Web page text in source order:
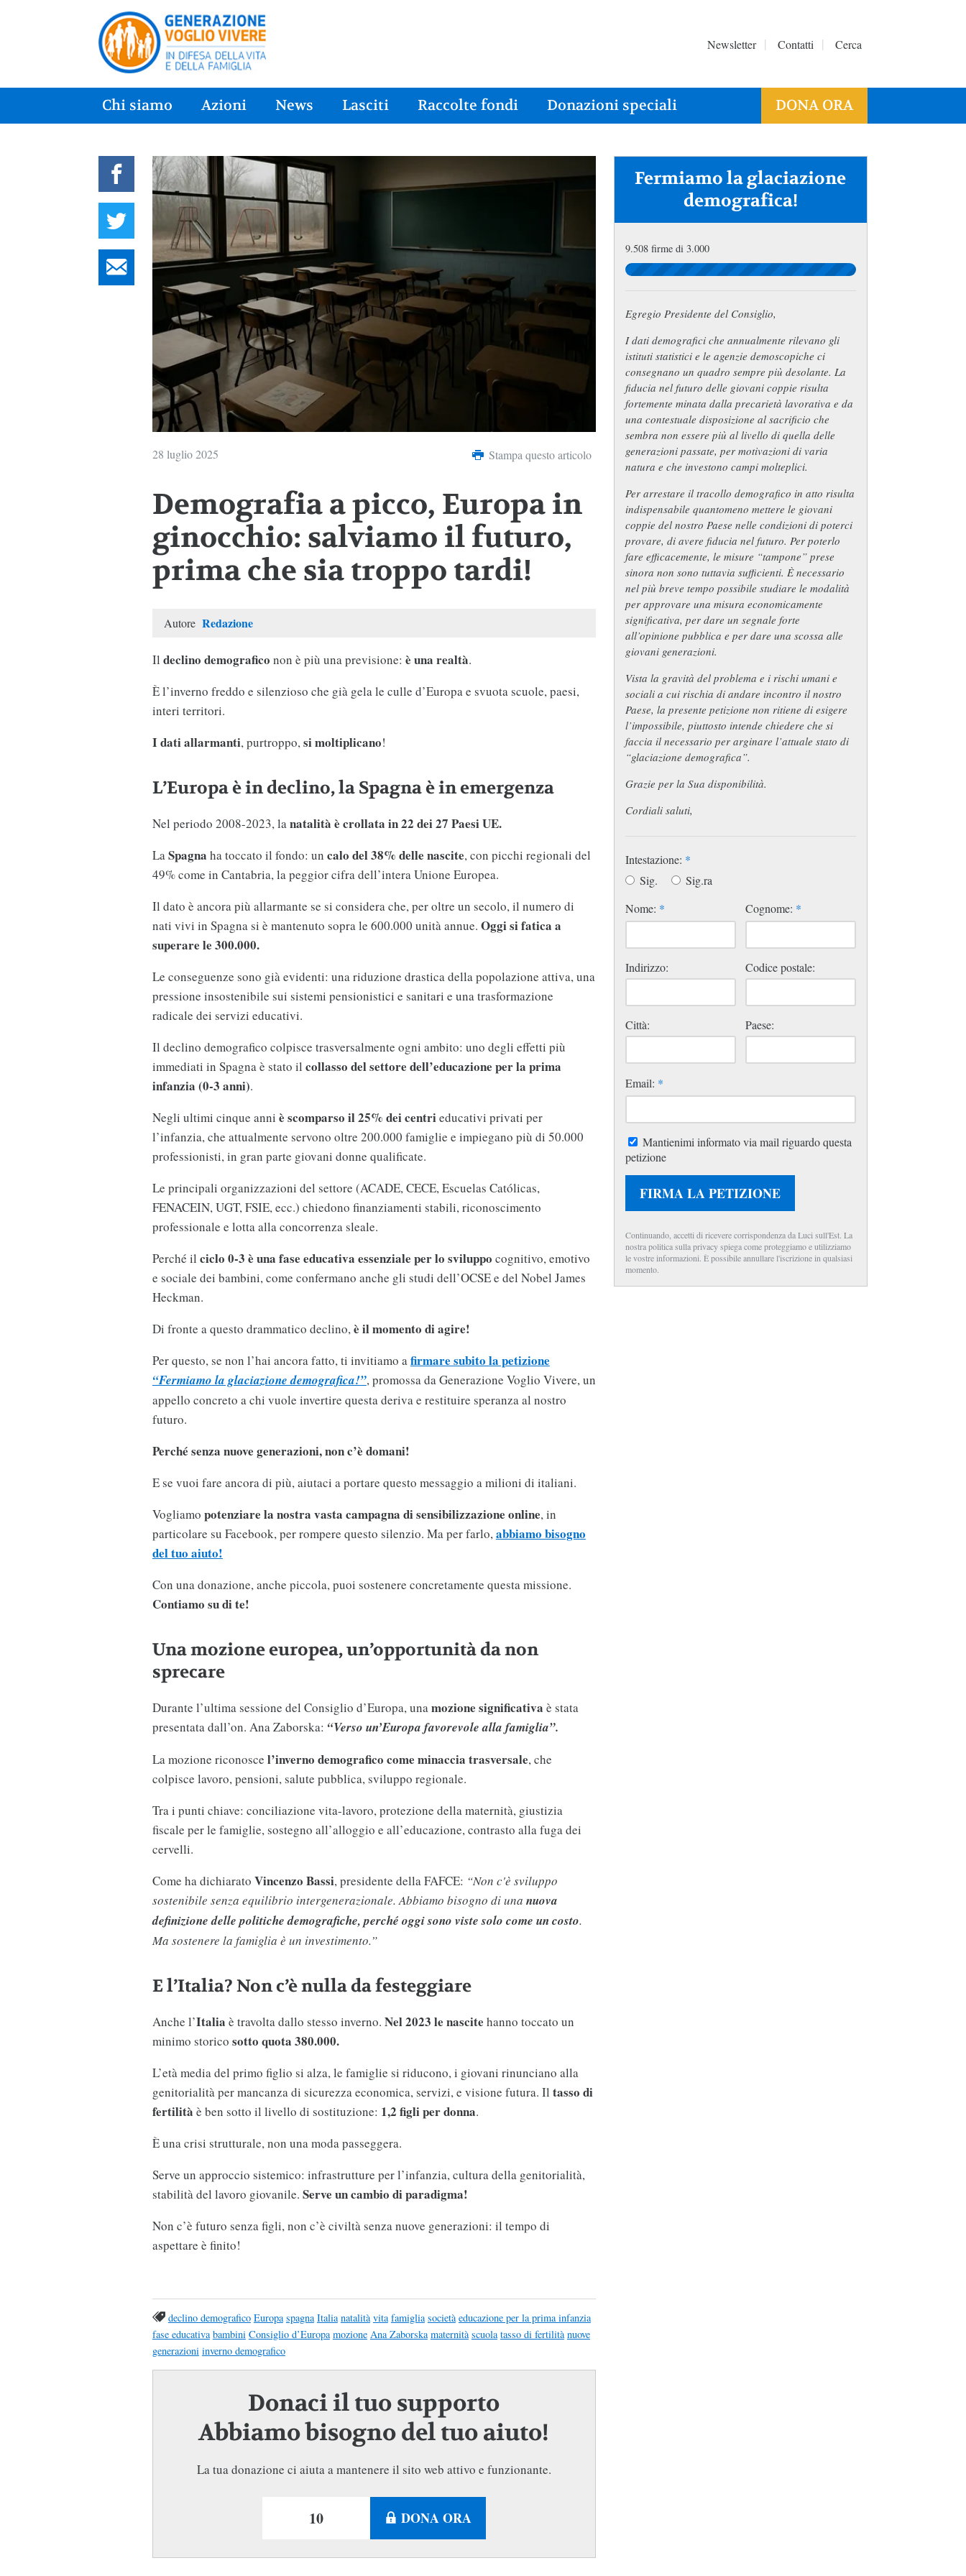
Newsletter Contatti Cerca
Chi siamo Azioni News Lasciti Raccolte fondi Donazioni speciali DONA ORA
28 luglio 2025 Stampa questo articolo
Demografia a picco, Europa in
ginocchio: salviamo il futuro,
prima che sia troppo tardi!
Autore Redazione
Il declino demografico non è più una previsione: è una realtà.
È l’inverno freddo e silenzioso che già gela le culle d’Europa e svuota scuole, paesi,
interi territori.
I dati allarmanti, purtroppo,si moltiplicano!
L’Europa è in declino, la Spagna è in emergenza
Nel periodo 2008-2023, lanatalità è crollata in 22 dei 27 Paesi UE.
LaSpagna ha toccato il fondo: un calo del 38% delle nascite, con picchi regionali del
49% come in Cantabria, la peggior cifra dell’intera Unione Europea.
Il dato è ancora più allarmante se si considera che, per oltre un secolo, il numero di
nati vivi in Spagna si è mantenuto sopra le 600.000 unità annue. Oggi si fatica a
superare le 300.000.
Le conseguenze sono già evidenti: una riduzione drastica della popolazione attiva, una
pressione insostenibile sui sistemi pensionistici e sanitari e una trasformazione
radicale dei servizi educativi.
Il declino demografico colpisce trasversalmente ogni ambito: uno degli effetti più
immediati in Spagna è stato il collasso del settore dell’educazione per la prima
infanzia (0-3 anni).
Negli ultimi cinque anni è scomparso il 25% dei centrieducativi privati per
l’infanzia, che attualmente servono oltre 200.000 famiglie e impiegano più di 50.000
professionisti, in gran parte giovani donne qualificate.
Le principali organizzazioni del settore (ACADE, CECE, Escuelas Católicas,
FENACEIN, UGT, FSIE, ecc.) chiedono finanziamenti stabili, riconoscimento
professionale e lotta alla concorrenza sleale.
Perché il ciclo 0-3 è una fase educativa essenziale per lo sviluppo cognitivo, emotivo
e sociale dei bambini, come confermano anche gli studi dell’OCSE e del Nobel James
Heckman.
Di fronte a questo drammatico declino,è il momento di agire!
Per questo, se non l’hai ancora fatto, ti invitiamo afirmare subito la petizione
“Fermiamo la glaciazione demografica!”, promossa da Generazione Voglio Vivere, un
appello concreto a chi vuole invertire questa deriva e restituire speranza al nostro
futuro.
Perché senza nuove generazioni, non c’è domani!
E se vuoi fare ancora di più, aiutaci a portare questo messaggio a milioni di italiani.
Vogliamo potenziare la nostra vasta campagna di sensibilizzazione online, in
particolare su Facebook, per rompere questo silenzio. Ma per farlo,abbiamo bisogno
del tuo aiuto!
Con una donazione, anche piccola, puoi sostenere concretamente questa missione.
Contiamo su di te!
Una mozione europea, un’opportunità da non
sprecare
Durante l’ultima sessione del Consiglio d’Europa, unamozione significativa è stata
presentata dall’on. Ana Zaborska: “Verso un’Europa favorevole alla famiglia”.
La mozione riconosce l’inverno demografico come minaccia trasversale, che
colpisce lavoro, pensioni, salute pubblica, sviluppo regionale.
Tra i punti chiave: conciliazione vita-lavoro, protezione della maternità, giustizia
fiscale per le famiglie, sostegno all’alloggio e all’educazione, contrasto alla fuga dei
cervelli.
Come ha dichiarato Vincenzo Bassi, presidente della FAFCE: “Non c'è sviluppo
sostenibile senza equilibrio intergenerazionale. Abbiamo bisogno di una nuova
definizione delle politiche demografiche, perché oggi sono viste solo come un costo.
Ma sostenere la famiglia è un investimento.”
E l’Italia? Non c’è nulla da festeggiare
Anche l’Italia è travolta dallo stesso inverno. Nel 2023 le nascite hanno toccato un
minimo storico sotto quota 380.000.
L’età media del primo figlio si alza, le famiglie si riducono, i giovani rinunciano alla
genitorialità per mancanza di sicurezza economica, servizi, e visione futura. Il tasso di
fertilità è ben sotto il livello di sostituzione: 1,2 figli per donna.
È una crisi strutturale, non una moda passeggera.
Serve un approccio sistemico: infrastrutture per l’infanzia, cultura della genitorialità,
stabilità del lavoro giovanile. Serve un cambio di paradigma!
Non c’è futuro senza figli, non c’è civiltà senza nuove generazioni: il tempo di
aspettare è finito!
declino demografico Europa spagna Italia natalità vita famiglia società educazione per la prima infanzia
fase educativa bambini Consiglio d’Europa mozione Ana Zaborska maternità scuola tasso di fertilità nuove
generazioni inverno demografico
Donaci il tuo supporto
Abbiamo bisogno del tuo aiuto!
La tua donazione ci aiuta a mantenere il sito web attivo e funzionante.
DONA ORA
Fermiamo la glaciazione
demografica!
9.508 firme di 3.000
Egregio Presidente del Consiglio,
I dati demografici che annualmente rilevano gli
istituti statistici e le agenzie demoscopiche ci
consegnano un quadro sempre più desolante. La
fiducia nel futuro delle giovani coppie risulta
fortemente minata dalla precarietà lavorativa e da
una contestuale disposizione al sacrificio che
sembra non essere più al livello di quella delle
generazioni passate, per motivazioni di varia
natura e che investono campi molteplici.
Per arrestare il tracollo demografico in atto risulta
indispensabile quantomeno mettere le giovani
coppie del nostro Paese nelle condizioni di poterci
provare, di avere fiducia nel futuro. Per poterlo
fare efficacemente, le misure “tampone” prese
sinora non sono tuttavia sufficienti. È necessario
nel più breve tempo possibile studiare le modalità
per approvare una misura economicamente
significativa, per dare un segnale forte
all’opinione pubblica e per dare una scossa alle
giovani generazioni.
Vista la gravità del problema e i rischi umani e
sociali a cui rischia di andare incontro il nostro
Paese, la presente petizione non ritiene di esigere
l’impossibile, piuttosto intende chiedere che si
faccia il necessario per arginare l’attuale stato di
“glaciazione demografica”.
Grazie per la Sua disponibilità.
Cordiali saluti,
Intestazione: *
Sig.
Sig.ra
Nome: * Cognome: *
Indirizzo: Codice postale:
Città: Paese:
Email: *
Mantienimi informato via mail riguardo questa
petizione
FIRMA LA PETIZIONE
Continuando, accetti di ricevere corrispondenza da Luci sull'Est. La
nostra politica sulla privacy spiega come proteggiamo e utilizziamo
le vostre informazioni. È possibile annullare l'iscrizione in qualsiasi
momento.